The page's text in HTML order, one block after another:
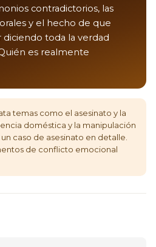
contradictorios, las
y el hecho de que
diciendo toda la verdad
es realmente
temas como el asesinato y la
doméstica y la manipulación
caso de asesinato en detalle.
de conflicto emocional